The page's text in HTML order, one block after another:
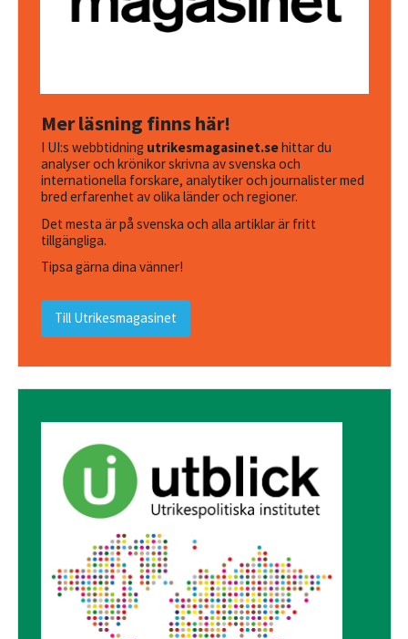
Mer läsning finns här!
I UI:s webbtidning utrikesmagasinet.sehittar du
analyser och krönikor skrivna av svenska och
internationella forskare, analytiker och journalister med
bred erfarenhet av olika länder och regioner.
Det mesta är på svenska och alla artiklar är fritt
tillgängliga.
Tipsa gärna dina vänner!
Till Utrikesmagasinet